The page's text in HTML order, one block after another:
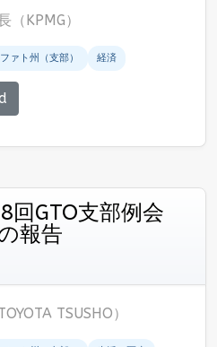
KPMG）
ァト州（支部） 経済
GTO支部例会
報告
TSUSHO）